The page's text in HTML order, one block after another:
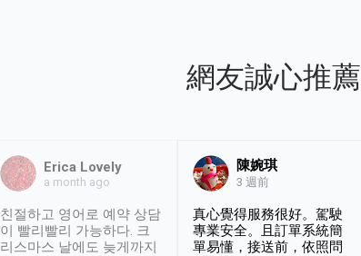
網友誠心推薦
Erica Lovely
a month ago
친절하고 영어로 예약 상담
이 빨리빨리 가능하다. 크
리스마스 날에도 늦게까지
陳婉琪
3 週前
真心覺得服務很好。駕駛
專業安全。且訂單系統簡
單易懂，接送前，依照問